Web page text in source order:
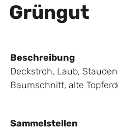
Grüngut
Beschreibung
Deckstroh, Laub,
Baumschnitt, alte
Sammelstellen